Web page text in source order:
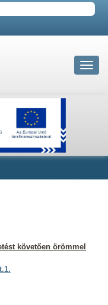
Toggle
követően örömmel